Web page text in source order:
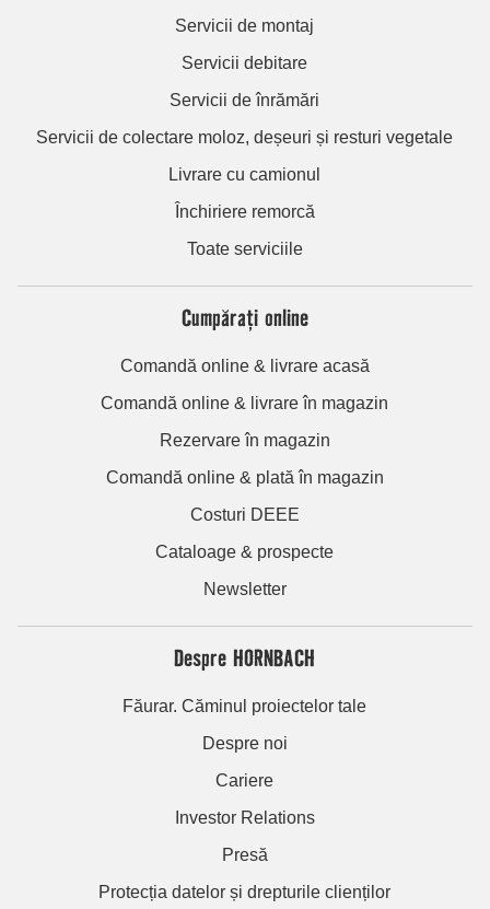
Servicii de montaj
Servicii debitare
Servicii de înrămări
Servicii de colectare moloz, deșeuri și resturi vegetale
Livrare cu camionul
Închiriere remorcă
Toate serviciile
Cumpărați online
Comandă online & livrare acasă
Comandă online & livrare în magazin
Rezervare în magazin
Comandă online & plată în magazin
Costuri DEEE
Cataloage & prospecte
Newsletter
Despre HORNBACH
Făurar. Căminul proiectelor tale
Despre noi
Cariere
Investor Relations
Presă
Protecția datelor și drepturile clienților